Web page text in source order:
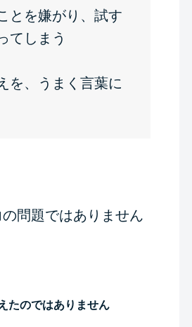
とを嫌がり、試す
てしまう
を、うまく言葉に
問題ではありません
たのではありません